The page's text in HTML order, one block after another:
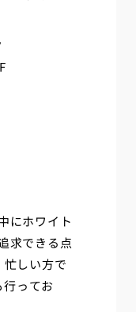
にホワイト
求できる点
しい方で
ってお